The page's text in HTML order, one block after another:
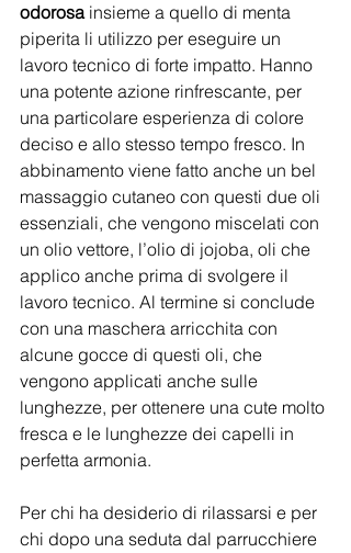
odorosa insieme a quello di menta
piperita li utilizzo per eseguire un
lavoro tecnico di forte impatto. Hanno
una potente azione rinfrescante, per
una particolare esperienza di colore
deciso e allo stesso tempo fresco. In
abbinamento viene fatto anche un bel
massaggio cutaneo con questi due oli
essenziali, che vengono miscelati con
un olio vettore, l’olio di jojoba, oli che
applico anche prima di svolgere il
lavoro tecnico. Al termine si conclude
con una maschera arricchita con
alcune gocce di questi oli, che
vengono applicati anche sulle
lunghezze, per ottenere una cute molto
fresca e le lunghezze dei capelli in
perfetta armonia.
Per chi ha desiderio di rilassarsi e per
chi dopo una seduta dal parrucchiere